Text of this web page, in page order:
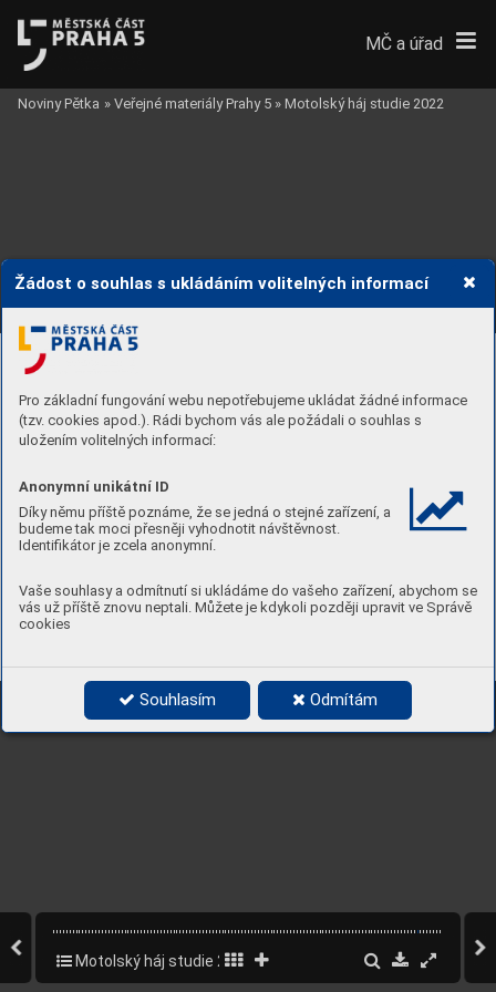
Žádost o souhlas s ukládáním volitelných informací
Pro základní fungování webu nepotřebujeme ukládat žádné informace
(tzv. cookies apod.). Rádi bychom vás ale požádali o souhlas s
uložením volitelných informací:
Anonymní unikátní ID
Díky němu příště poznáme, že se jedná o stejné zařízení, a
budeme tak moci přesněji vyhodnotit návštěvnost.
Identifikátor je zcela anonymní.
Vaše souhlasy a odmítnutí si ukládáme do vašeho zařízení, abychom se
vás už příště znovu neptali. Můžete je kdykoli později upravit ve Správě
cookies
Souhlasím Odmítám
MČ a úřad
Noviny Pětka » Veřejné materiály Prahy 5 » Motolský háj studie 2022
Motolský háj studie 2022 104